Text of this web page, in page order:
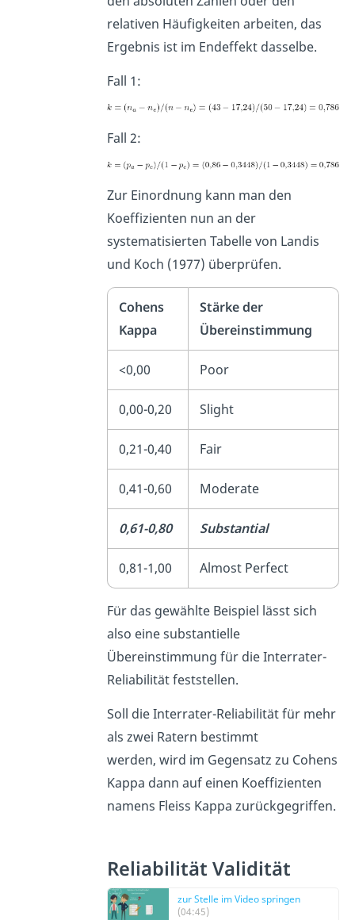
relativen Häufigkeiten arbeiten, das
Ergebnis ist im Endeffekt dasselbe.
Fall 1:
Fall 2:
Zur Einordnung kann man den
Koeffizienten nun an der
systematisierten Tabelle von Landis
und Koch (1977) überprüfen.
Cohens
Kappa
Stärke der
Übereinstimmung
<0,00 Poor
0,00-0,20 Slight
0,21-0,40 Fair
0,41-0,60 Moderate
0,61-0,80 Substantial
0,81-1,00 Almost Perfect
Für das gewählte Beispiel lässt sich
also eine substantielle
Übereinstimmung für die Interrater-
Reliabilität feststellen.
Soll die Interrater-Reliabilität für mehr
als zwei Ratern bestimmt
werden, wird im Gegensatz zu Cohens
Kappa dann auf einen Koeffizienten
namens Fleiss Kappa zurückgegriffen.
Reliabilität Validität
zur Stelle im Video springen
(04:45)